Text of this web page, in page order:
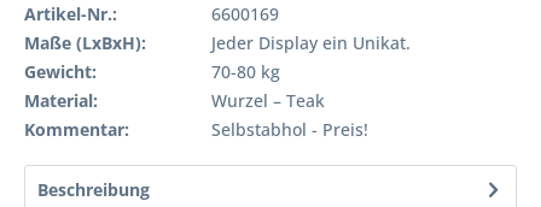
Artikel-Nr.:
6600169
Maße (LxBxH):
Jeder Display ein Unikat.
Gewicht:
70-80 kg
Material:
Wurzel – Teak
Kommentar:
Selbstabhol - Preis!
Beschreibung